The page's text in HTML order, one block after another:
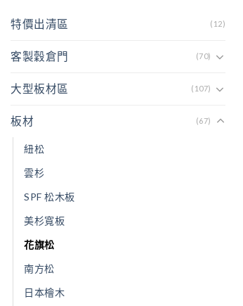
特價出清區 (12)
客製穀倉門 (70)
大型板材區 (107)
板材 (67)
紐松
雲杉
SPF 松木板
美杉寬板
花旗松
南方松
日本檜木